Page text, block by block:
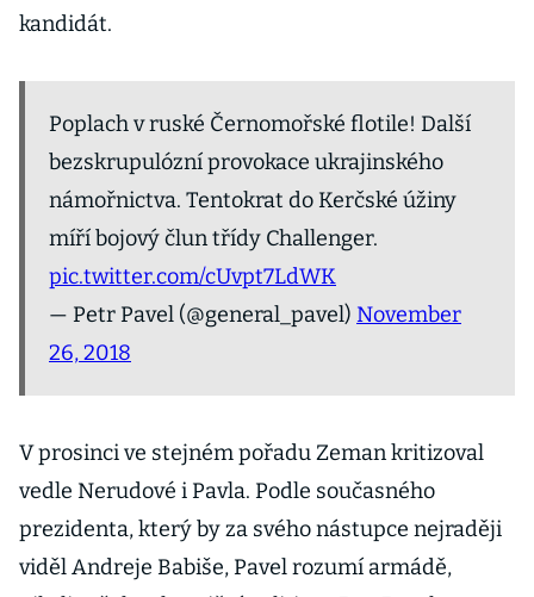
kandidát.
Poplach v ruské Černomořské flotile! Další
bezskrupulózní provokace ukrajinského
námořnictva. Tentokrat do Kerčské úžiny
míří bojový člun třídy Challenger.
pic.twitter.com/cUvpt7LdWK
— Petr Pavel (@general_pavel) November
26, 2018
V prosinci ve stejném pořadu Zeman kritizoval
vedle Nerudové i Pavla. Podle současného
prezidenta, který by za svého nástupce nejraději
viděl Andreje Babiše, Pavel rozumí armádě,